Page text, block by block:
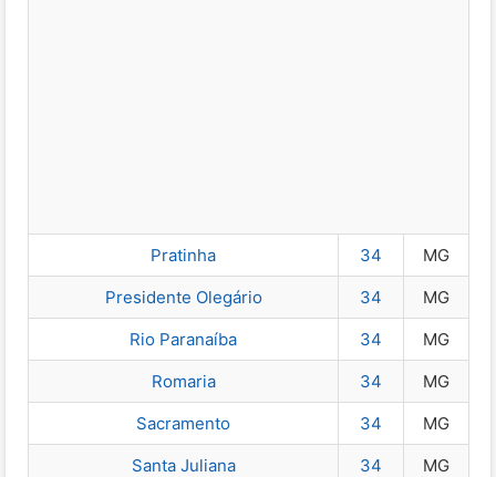
Pratinha 34
MG
Presidente Olegário
34
MG
Rio Paranaíba
34
MG
Romaria
34
MG
Sacramento
34
MG
Santa Juliana
34
MG